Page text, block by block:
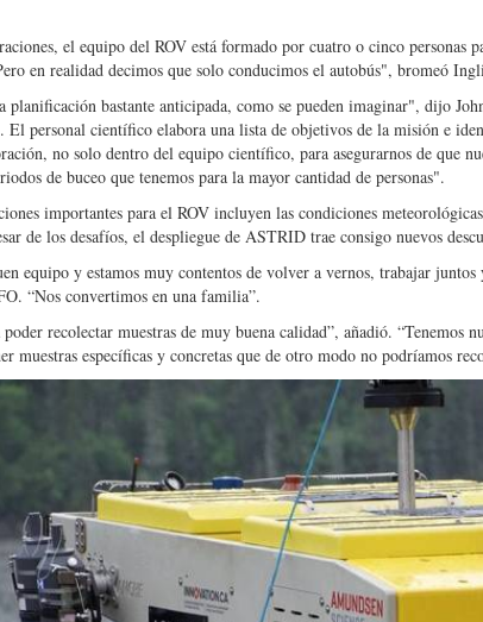
el equipo del ROV está formado por cuatro o cinco personas
en realidad decimos que solo conducimos el autobús", bromeó
planificación bastante anticipada, como se pueden imaginar", dijo
El personal científico elabora una lista de objetivos de la misión e
no solo dentro del equipo científico, para asegurarnos de que
de buceo que tenemos para la mayor cantidad de personas".
importantes para el ROV incluyen las condiciones
de los desafíos, el despliegue de ASTRID trae consigo nuevos
equipo y estamos muy contentos de volver a vernos, trabajar
“Nos convertimos en una familia”.
poder recolectar muestras de muy buena calidad”, añadió.
muestras específicas y concretas que de otro modo no podríamos